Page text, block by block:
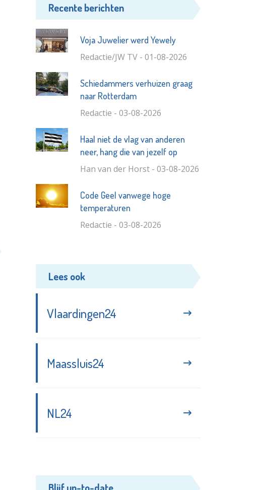
Recente berichten
Voja Juwelier werd Yewely
Redactie/JW TV - 01-08-2026
Schiedammers verhuizen graag
naar Rotterdam
Redactie - 03-08-2026
Haal niet de vlag van anderen
neer, hang die van jezelf op
Han van der Horst - 03-08-2026
Code Geel vanwege hoge
temperaturen
Redactie - 03-08-2026
Lees ook
Vlaardingen24
Maassluis24
NL24
Blijf up-to-date